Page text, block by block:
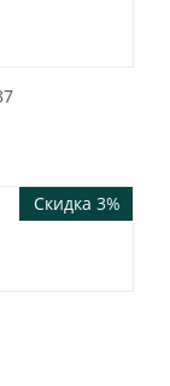
Скидка 3%